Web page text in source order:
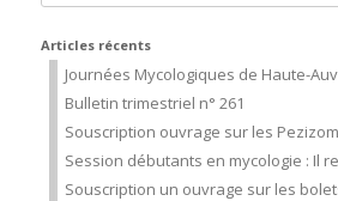
Articles récents
Journées Mycologiques de Haute-
Bulletin trimestriel n° 261
Souscription ouvrage sur les
Session débutants en mycologie : Il
Souscription un ouvrage sur les